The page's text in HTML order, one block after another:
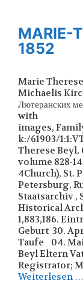
MARIE-
1852
Marie
Michaelis
Лютеранских
with
images,
k:/61903/
Therese Beyl,
volume 828-
4Church), St.
Petersburg,
Staatsarchiv ,
Historical
1,883,186.
Geburt 30.
Taufe 04. Mai
Beyl Eltern
Registrator;
Weiterlesen …